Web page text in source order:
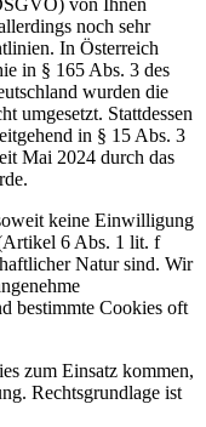
von Ihnen
noch sehr
In Österreich
in § 165 Abs. 3 des
wurden die
umgesetzt. Stattdessen
in § 15 Abs. 3
Mai 2024 durch das
keine Einwilligung
6 Abs. 1 lit. f
Natur sind. Wir
bestimmte Cookies oft
zum Einsatz kommen,
Rechtsgrundlage ist